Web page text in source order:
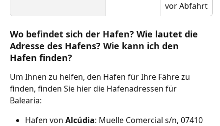
vor Abfahrt
Wo befindet sich der Hafen? Wie lautet die
Adresse des Hafens? Wie kann ich den
Hafen finden?
Um Ihnen zu helfen, den Hafen für Ihre Fähre zu
finden, finden Sie hier die Hafenadressen für
Balearia:
Hafen von Alcúdia: Muelle Comercial s/n, 07410